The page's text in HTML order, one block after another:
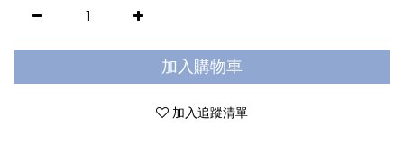
加入購物車
加入追蹤清單